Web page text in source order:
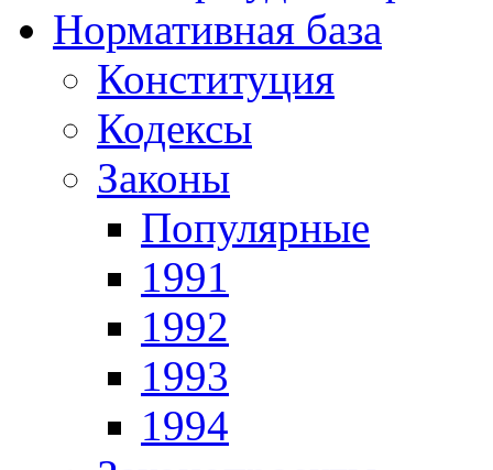
Нормативная база
Конституция
Кодексы
Законы
Популярные
1991
1992
1993
1994